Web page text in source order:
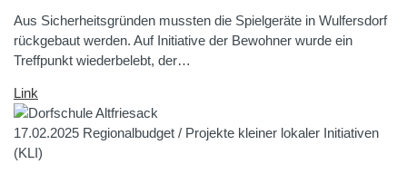
Aus Sicherheitsgründen mussten die Spielgeräte in Wulfersdorf
rückgebaut werden. Auf Initiative der Bewohner wurde ein
Treffpunkt wiederbelebt, der…
Link
17.02.2025 Regionalbudget / Projekte kleiner lokaler Initiativen
(KLI)